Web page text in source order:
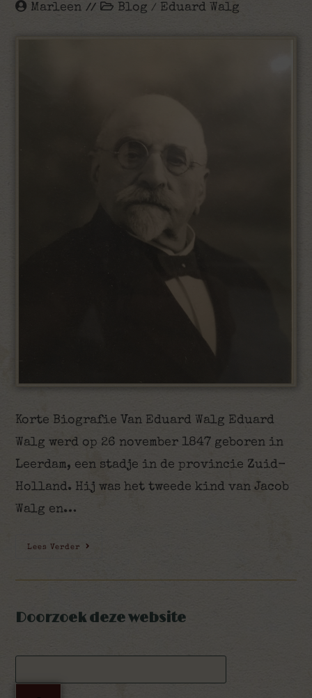
Marleen Blog / Eduard Walg
Korte Biografie Van Eduard Walg Eduard
Walg werd op 26 november 1847 geboren in
Leerdam, een stadje in de provincie Zuid-
Holland. Hij was het tweede kind van Jacob
Walg en…
Lees Verder
Doorzoek deze website